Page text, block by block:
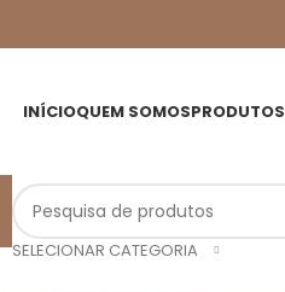
INÍCIOQUEM SOMOSPRODUTOS
SELECIONAR CATEGORIA